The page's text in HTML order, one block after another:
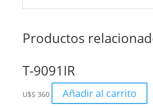
Productos
T-9091IR
U$S 360 Añadir al carrito